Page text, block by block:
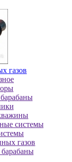
газов
системы
газов